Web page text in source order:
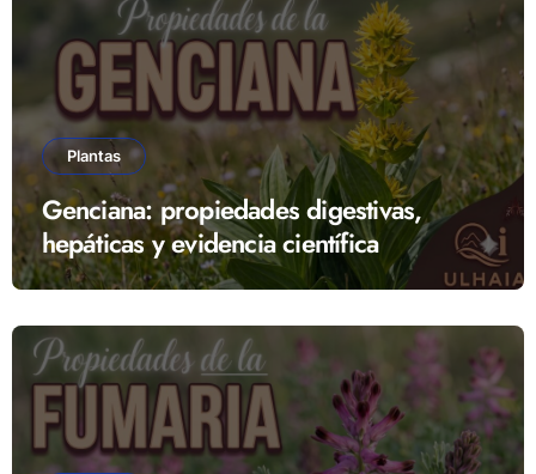
Plantas
Genciana: propiedades digestivas,
hepáticas y evidencia científica